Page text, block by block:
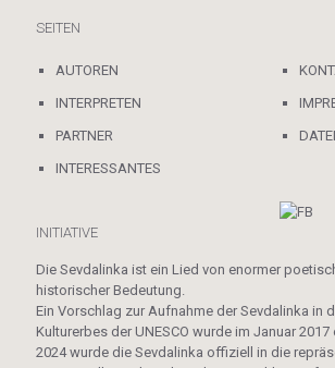
SEITEN
AUTOREN
INTERPRETEN
PARTNER
INTERESSANTES
INITIATIVE
Die Sevdalinka ist ein Lied von enormer
historischer Bedeutung.
Ein Vorschlag zur Aufnahme der Sevdalinka in
Kulturerbes der UNESCO wurde im Januar
2024 wurde die Sevdalinka offiziell in die